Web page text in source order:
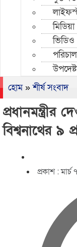
মিডিয়া
ভিডিও
হোম»শীর্ষ সংবাদ
প্রধানমন্ত্রীর
বিশ্বনাথের ৯
প্রকাশ :